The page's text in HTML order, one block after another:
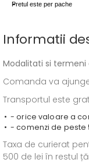
Pretul este per pache
Informatii
Modalitati si termeni
Comanda va
Transportul este
- orice valoare a
- comenzi de peste
Taxa de curierat
500 de lei în restul